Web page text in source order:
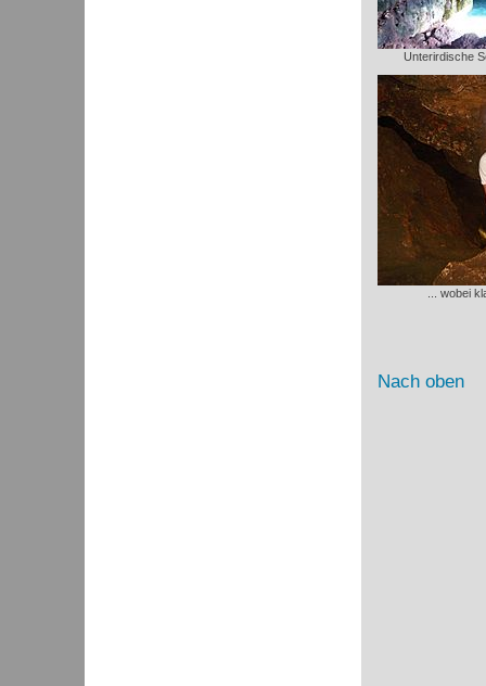
Unterirdische
... wobei
Nach oben